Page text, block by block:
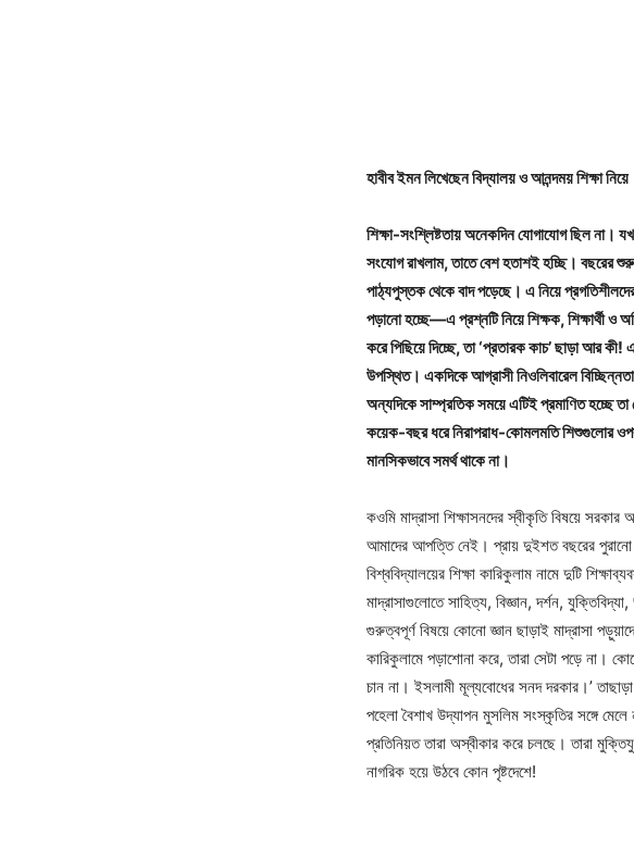
হাবীব ইমন লিখেছেন বিদ্যালয় ও আনন্দময় শিক্ষা নিয়ে
শিক্ষা-সংশ্লিষ্টতায় অনেকদিন যোগাযোগ ছিল
সংযোগ রাখলাম, তাতে বেশ হতাশই হচ্ছি। বছরের
পাঠ্যপুস্তক থেকে বাদ পড়েছে। এ নিয়ে
পড়ানো হচ্ছে—এ প্রশ্নটি নিয়ে শিক্ষক, শিক্ষার্থী ও
করে পিছিয়ে দিচ্ছে, তা ‘প্রতারক কাচ’ ছাড়া আর
উপস্থিত। একদিকে আগ্রাসী নিওলিবারেল
অন্যদিকে সাম্প্রতিক সময়ে এটিই প্রমাণিত হচ্ছে তা
কয়েক-বছর ধরে নিরাপরাধ-কোমলমতি শিশুগুলোর ওপর
মানসিকভাবে সমর্থ থাকে না।
কওমি মাদ্রাসা শিক্ষাসনদের স্বীকৃতি বিষয়ে
আমাদের আপত্তি নেই। প্রায় দুইশত বছরের পুরানো
বিশ্ববিদ্যালয়ের শিক্ষা কারিকুলাম নামে দুটি
মাদ্রাসাগুলোতে সাহিত্য, বিজ্ঞান, দর্শন,
গুরুত্বপূর্ণ বিষয়ে কোনো জ্ঞান ছাড়াই মাদ্রাসা
কারিকুলামে পড়াশোনা করে, তারা সেটা পড়ে না।
চান না। ইসলামী মূল্যবোধের সনদ দরকার।’
পহেলা বৈশাখ উদ্যাপন মুসলিম সংস্কৃতির সঙ্গে
প্রতিনিয়ত তারা অস্বীকার করে চলছে। তারা
নাগরিক হয়ে উঠবে কোন পৃষ্টদেশে!